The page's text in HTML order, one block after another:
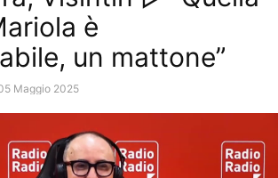
è
un mattone”
Maggio 2025